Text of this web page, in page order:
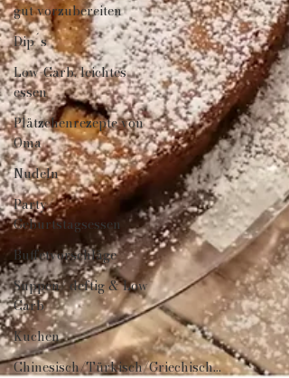
gut vorzubereiten
Dip´s
Low-Carb, leichtes
essen
Plätzchenrezepte von
Oma
Nudeln
Party/
Geburtstagsessen
Buffetvorschläge
Suppen/ deftig & Low
Carb
Kuchen
Chinesisch/Türkisch/Griechisch...